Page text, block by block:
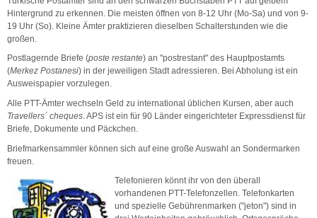
Hintergrund zu erkennen. Die meisten öffnen von 8-12 Uhr (Mo-Sa) und von 9-
19 Uhr (So). Kleine Ämter praktizieren dieselben Schalterstunden wie die
großen.
Postlagernde Briefe (poste restante) an "postrestant" des Hauptpostamts
(Merkez Postanesi) in der jeweiligen Stadt adressieren. Bei Abholung ist ein
Ausweispapier vorzulegen.
Alle PTT-Ämter wechseln Geld zu international üblichen Kursen, aber auch
Travellers´ cheques. APS ist ein für 90 Länder eingerichteter Expressdienst für
Briefe, Dokumente und Päckchen.
Briefmarkensammler können sich auf eine große Auswahl an Sondermarken
freuen.
Telefonieren könnt ihr von den überall
vorhandenen PTT-Telefonzellen. Telefonkarten
und spezielle Gebührenmarken ("jeton") sind in